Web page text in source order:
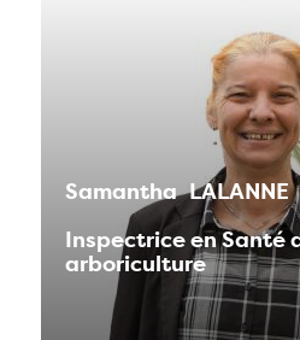
Samantha LALANNE
Inspectrice en Santé
arboriculture